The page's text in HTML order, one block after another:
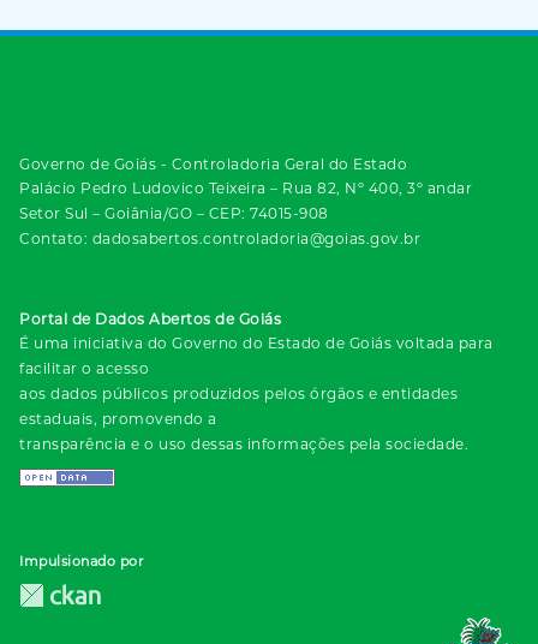
Governo de Goiás - Controladoria Geral do Estado
Palácio Pedro Ludovico Teixeira – Rua 82, Nº 400, 3º andar
Setor Sul – Goiânia/GO – CEP: 74015-908
Contato: dadosabertos.controladoria@goias.gov.br
Portal de Dados Abertos de Goiás
É uma iniciativa do Governo do Estado de Goiás voltada para
facilitar o acesso
aos dados públicos produzidos pelos órgãos e entidades
estaduais, promovendo a
transparência e o uso dessas informações pela sociedade.
Impulsionado por